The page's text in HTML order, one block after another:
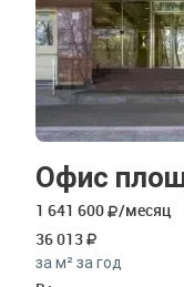
Офис
1 641 600
/месяц
36 013
за м² за год